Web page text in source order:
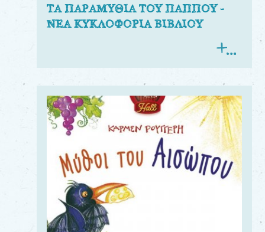
ΤΑ ΠΑΡΑΜΥΘΙΑ ΤΟΥ ΠΑΠΠΟΥ -
ΝΕΑ ΚΥΚΛΟΦΟΡΙΑ ΒΙΒΛΙΟΥ